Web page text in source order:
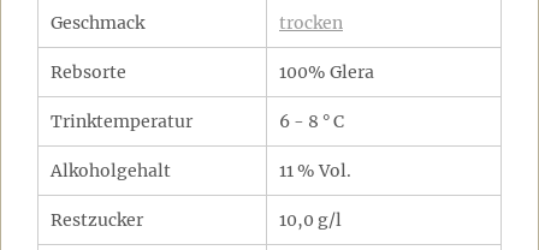
Geschmack trocken
Rebsorte 100% Glera
Trinktemperatur 6 - 8 ° C
Alkoholgehalt 11 % Vol.
Restzucker 10,0 g/l